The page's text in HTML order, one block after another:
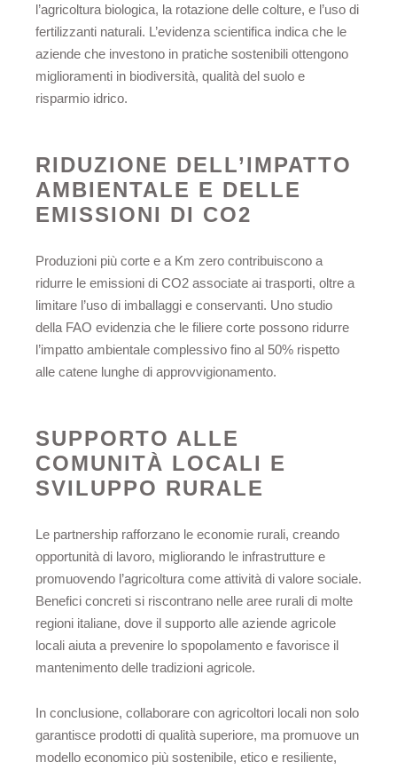
l’agricoltura biologica, la rotazione delle colture, e l’uso di
fertilizzanti naturali. L’evidenza scientifica indica che le
aziende che investono in pratiche sostenibili ottengono
miglioramenti in biodiversità, qualità del suolo e
risparmio idrico.
RIDUZIONE DELL’IMPATTO
AMBIENTALE E DELLE
EMISSIONI DI CO2
Produzioni più corte e a Km zero contribuiscono a
ridurre le emissioni di CO2 associate ai trasporti, oltre a
limitare l’uso di imballaggi e conservanti. Uno studio
della FAO evidenzia che le filiere corte possono ridurre
l’impatto ambientale complessivo fino al 50% rispetto
alle catene lunghe di approvvigionamento.
SUPPORTO ALLE
COMUNITÀ LOCALI E
SVILUPPO RURALE
Le partnership rafforzano le economie rurali, creando
opportunità di lavoro, migliorando le infrastrutture e
promuovendo l’agricoltura come attività di valore sociale.
Benefici concreti si riscontrano nelle aree rurali di molte
regioni italiane, dove il supporto alle aziende agricole
locali aiuta a prevenire lo spopolamento e favorisce il
mantenimento delle tradizioni agricole.
In conclusione, collaborare con agricoltori locali non solo
garantisce prodotti di qualità superiore, ma promuove un
modello economico più sostenibile, etico e resiliente,